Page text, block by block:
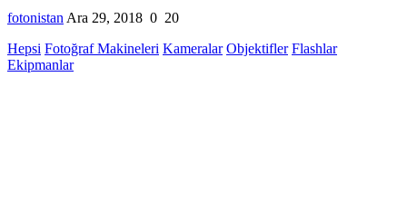
fotonistan Ara 29, 2018 0 20
Hepsi Fotoğraf Makineleri Kameralar Objektifler Flashlar
Ekipmanlar